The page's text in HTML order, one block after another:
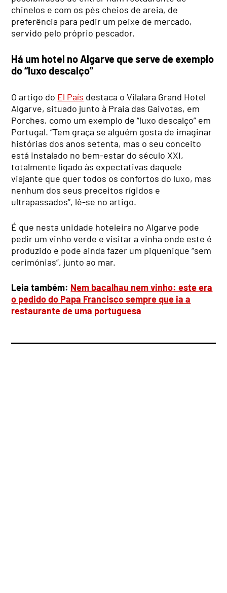
chinelos e com os pés cheios de areia, de
preferência para pedir um peixe de mercado,
servido pelo próprio pescador.
Há um hotel no Algarve que serve de exemplo
do “luxo descalço”
O artigo do El País destaca o Vilalara Grand Hotel
Algarve, situado junto à Praia das Gaivotas, em
Porches, como um exemplo de “luxo descalço” em
Portugal. “Tem graça se alguém gosta de imaginar
histórias dos anos setenta, mas o seu conceito
está instalado no bem-estar do século XXI,
totalmente ligado às expectativas daquele
viajante que quer todos os confortos do luxo, mas
nenhum dos seus preceitos rígidos e
ultrapassados”, lê-se no artigo.
É que nesta unidade hoteleira no Algarve pode
pedir um vinho verde e visitar a vinha onde este é
produzido e pode ainda fazer um piquenique “sem
cerimónias”, junto ao mar.
Leia também: Nem bacalhau nem vinho: este era
o pedido do Papa Francisco sempre que ia a
restaurante de uma portuguesa